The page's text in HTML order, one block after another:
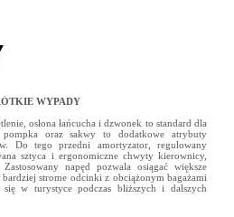
WYPADY
osłona łańcucha i dzwonek to standard dla
pompka oraz sakwy to dodatkowe atrybuty
Do tego przedni amortyzator, regulowany
sztyca i ergonomiczne chwyty kierownicy,
napęd pozwala osiągać większe
strome odcinki z obciążonym bagażami
się w turystyce podczas bliższych i dalszych